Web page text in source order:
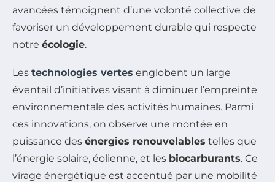
avancées témoignent d’une volonté collective de
favoriser un développement durable qui respecte
notre écologie.
Les technologies vertes englobent un large
éventail d’initiatives visant à diminuer l’empreinte
environnementale des activités humaines. Parmi
ces innovations, on observe une montée en
puissance des énergies renouvelables telles que
l’énergie solaire, éolienne, et les biocarburants. Ce
virage énergétique est accentué par une mobilité